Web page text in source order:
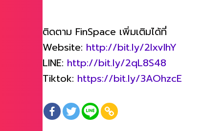
ติดตาม FinSpace เพิ่มเติมได้ที่
Website: http://bit.ly/2lxvlhY
LINE: http://bit.ly/2qL8S48
Tiktok: https://bit.ly/3AOhzcE